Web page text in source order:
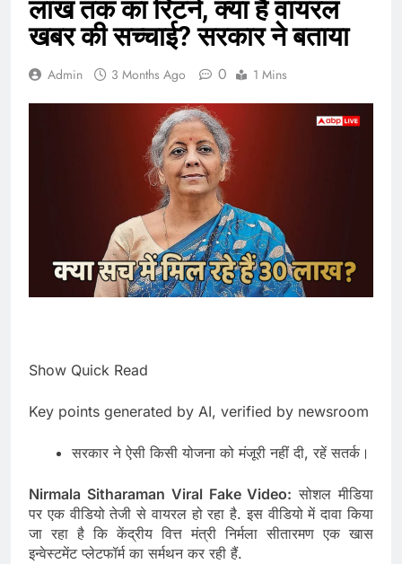
लाख तक का रिटर्न, क्या है वायरल
खबर की सच्चाई? सरकार ने बताया
Admin 3 Months Ago 0 1 Mins
Show Quick Read
Key points generated by AI, verified by newsroom
सरकार ने ऐसी किसी योजना को मंजूरी नहीं दी, रहें सतर्क।
Nirmala Sitharaman Viral Fake Video: सोशल मीडिया
पर एक वीडियो तेजी से वायरल हो रहा है. इस वीडियो में दावा किया
जा रहा है कि केंद्रीय वित्त मंत्री निर्मला सीतारमण एक खास
इन्वेस्टमेंट प्लेटफॉर्म का सर्मथन कर रही हैं.